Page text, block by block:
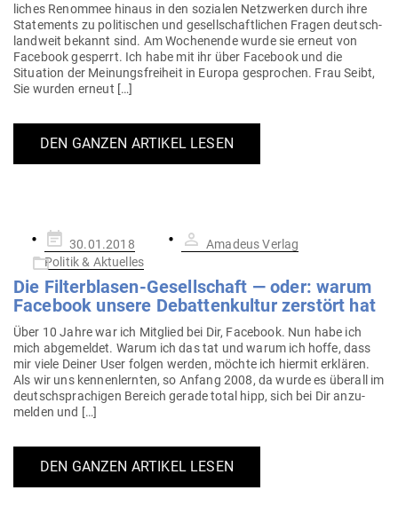
liches Renommee hinaus in den sozialen Netz­werken durch ihre
State­ments zu poli­ti­schen und gesell­schaft­lichen Fragen deutsch­
landweit bekannt sind. Am Wochenende wurde sie erneut von
Facebook gesperrt. Ich habe mit ihr über Facebook und die
Situation der Mei­nungs­freiheit in Europa gesprochen. Frau Seibt,
Sie wurden erneut […]
DEN GANZEN ARTIKEL LESEN
Gepostet
am
30.01.2018
Amadeus Verlag
Politik & Aktuelles
Die Fil­ter­blasen-Gesell­schaft — oder: warum
Facebook unsere Debat­ten­kultur zer­stört hat
Über 10 Jahre war ich Mit­glied bei Dir, Facebook. Nun habe ich
mich abge­meldet. Warum ich das tat und warum ich hoffe, dass
mir viele Deiner User folgen werden, möchte ich hiermit erklären.
Als wir uns ken­nen­lernten, so Anfang 2008, da wurde es überall im
deutsch­spra­chigen Bereich gerade total hipp, sich bei Dir anzu­
melden und […]
DEN GANZEN ARTIKEL LESEN